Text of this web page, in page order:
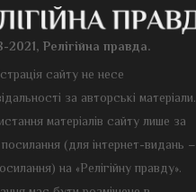
2021, Релігійна правда.
сайту не несе
за авторські матеріали.
матеріалів сайту лише за
(для інтернет-видань –
на «Релігійну правду».